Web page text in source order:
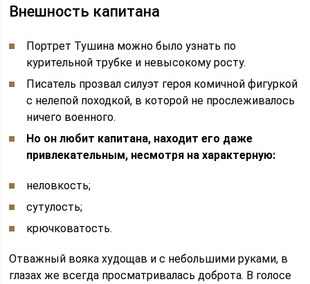
Внешность капитана
Портрет Тушина можно было узнать по
курительной трубке и невысокому росту.
Писатель прозвал силуэт героя комичной фигуркой
с нелепой походкой, в которой не прослеживалось
ничего военного.
Но он любит капитана, находит его даже
привлекательным, несмотря на характерную:
неловкость;
сутулость;
крючковатость.
Отважный вояка худощав и с небольшими руками, в
глазах же всегда просматривалась доброта. В голосе